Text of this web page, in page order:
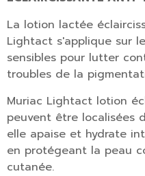
La lotion lactée
Lightact s'applique sur
sensibles pour lutter
troubles de la
Muriac Lightact lotion
peuvent être localisées
elle apaise et hydrate
en protégeant la peau
cutanée.